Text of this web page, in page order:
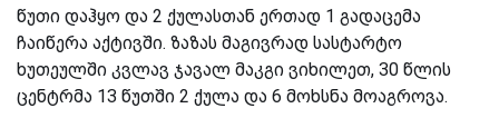
წუთი დაჰყო და 2 ქულასთან ერთად 1 გადაცემა
ჩაიწერა აქტივში. ზაზას მაგივრად სასტარტო
ხუთეულში კვლავ ჯავალ მაკგი ვიხილეთ, 30 წლის
ცენტრმა 13 წუთში 2 ქულა და 6 მოხსნა მოაგროვა.